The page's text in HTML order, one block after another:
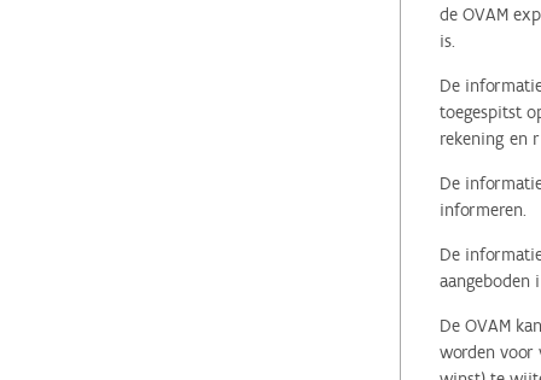
de OVAM
is.
De
toegespitst
rekening en
De
informeren.
De
aangeboden
De OVAM
worden voor